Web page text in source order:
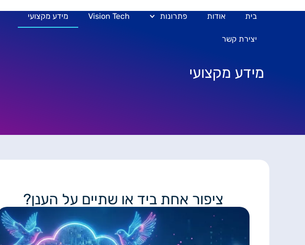
בית אודות פתרונות Vision Tech מידע מקצועי
יצירת קשר
מידע מקצועי
ציפור אחת ביד או שתיים על הענן?